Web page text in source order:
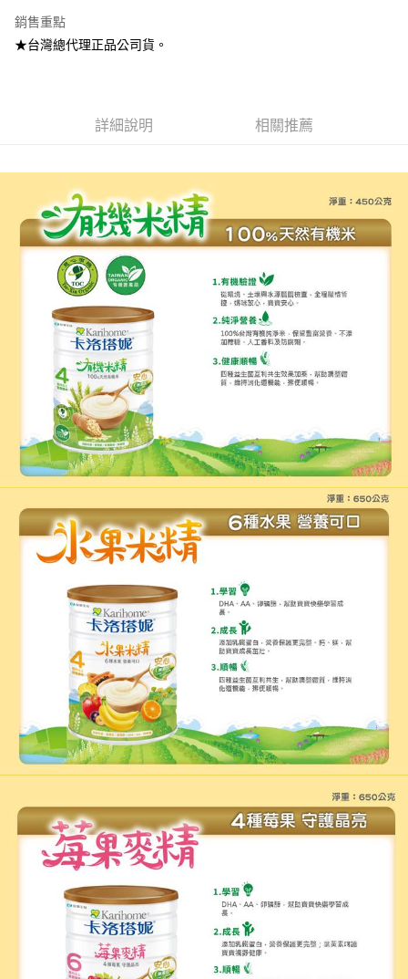
AFTEE先享後付
相關說明
１．簡單：不需註冊會員、不需綁卡、不需儲值。
２．便利：只要手機號碼，簡訊認證，即可結帳。
１．於結帳方式選擇「AFTEE先享後付」後，將跳轉至「AFTEE先享後付」
結帳頁面，進行簡訊認證並確認金額後，即可完成結帳。
２．訂單成立數日內，您將收到繳費通知簡訊。
３．收到繳費通知簡訊後14天內，點擊此簡訊中的連結，可透過四大超商／
ATM／網路銀行／等多元方式進行付款，方視為交易完成。
※ 請注意：結帳手續完成當下不需立刻繳費，但若您需要取消訂單，請聯絡
購買商品的店家。未經商家同意取消之訂單仍視為有效，需透過AFTEE先享
後付繳納相關費用。
※ 交易是否成功請以「AFTEE先享後付 」之結帳頁面顯示為準，若有關於
是否繳費成功／繳費後需取消欲退款等相關疑問，請聯繫「AFTEE先享後付
客戶支援中心」https://netprotections.freshdesk.com/support/home
【注意事項】
１．透過由恩沛科技股份有限公司提供之「AFTEE先享後付」服務完成之交
易，需依本服務之必要範圍內提供個人資料，並將交易相關給付款項請求債
權轉讓予恩沛科技股份有限公司。
２．關於個人資料處理事宜，請瀏覽以下網址：
https://aftee.tw/terms/#terms3
３．未成年的使用者請事先徵得法定代理人或監護人之同意方可使用
「AFTEE先享後付」，若未經同意申辦者引起之損失，本公司不負相關責
任。
４．使用「AFTEE先享後付」時，將依據個別帳號之用戶狀況，依本公司即
時審查核予不同之上限額度；若仍有額度不足之情形，本公司將視審查結果
５．嚴禁一人註冊多個帳號或使用他人資訊註冊。若發現惡意使用之情形，
恩沛科技股份有限公司將有權停止該用戶之使用額度並採取法律行動。
7-11取貨付款
每筆NT$70，滿NT$600(含以上)免運費
每筆NT$80，滿NT$600(含以上)免運費
郵局（離島配送）
每筆NT$125
付款後門市自取
銷售重點
★台灣總代理正品公司貨。
詳細說明 相關推薦